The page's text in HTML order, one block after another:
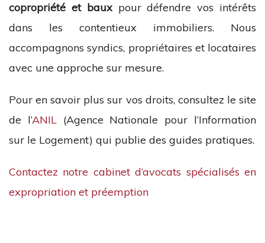
copropriété et bauxpour défendre vos intérêts
dans les contentieux immobiliers. Nous
accompagnons syndics, propriétaires et locataires
avec une approche sur mesure.
Pour en savoir plus sur vos droits, consultez le site
de l’ANIL(Agence Nationale pour l’Information
sur le Logement) qui publie des guides pratiques.
Contactez notre cabinet d’avocats spécialisés en
expropriation et préemption